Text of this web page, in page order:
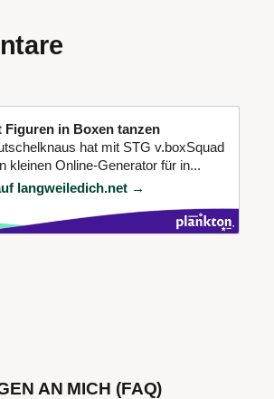
Figuren in Boxen tanzen
hat mit STG v.boxSquad
kleinen Online-Generator für in...
langweiledich.net →
AN MICH (FAQ)